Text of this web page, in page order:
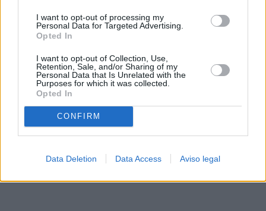
I want to opt-out of processing my
Personal Data for Targeted Advertising.
Opted In
I want to opt-out of Collection, Use,
Retention, Sale, and/or Sharing of my
Personal Data that Is Unrelated with the
Purposes for which it was collected.
Opted In
CONFIRM
Data Deletion Data Access Aviso legal